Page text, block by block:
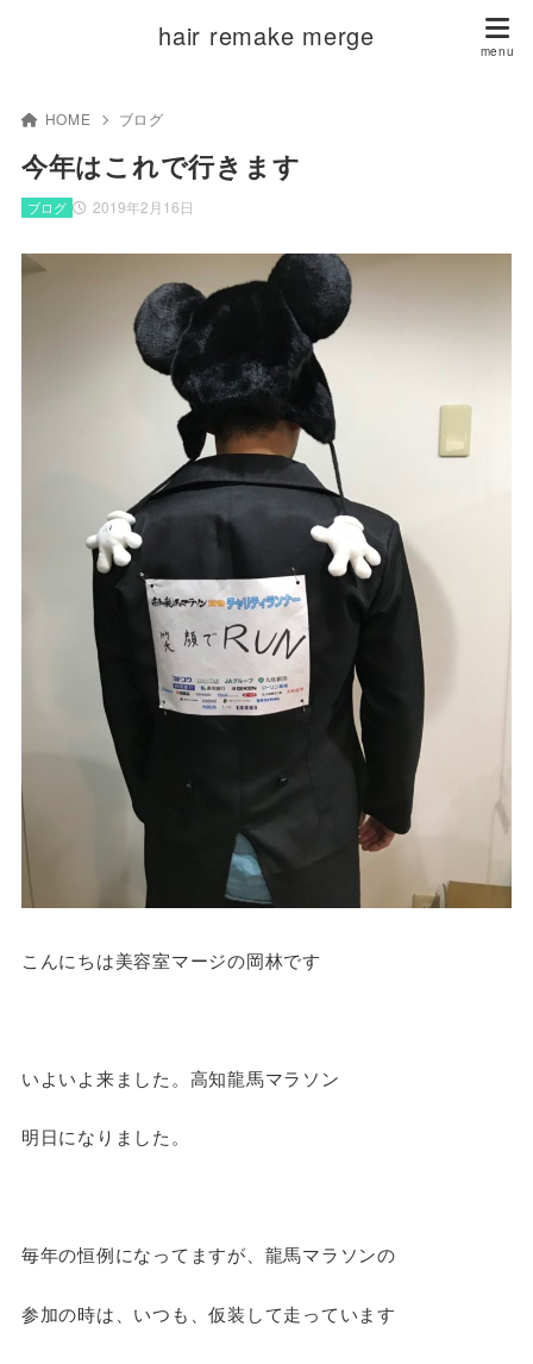
hair remake merge
HOME ブログ
今年はこれで行きます
2019年2月16日
ブログ
こんにちは美容室マージの岡林です
いよいよ来ました。高知龍馬マラソン
明日になりました。
毎年の恒例になってますが、龍馬マラソンの
参加の時は、いつも、仮装して走っています